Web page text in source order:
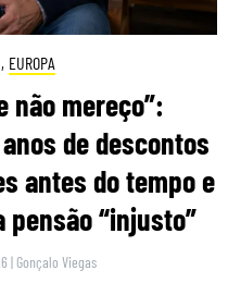
, EUROPA
não mereço”:
de descontos
antes do tempo e
“injusto”
| Gonçalo Viegas